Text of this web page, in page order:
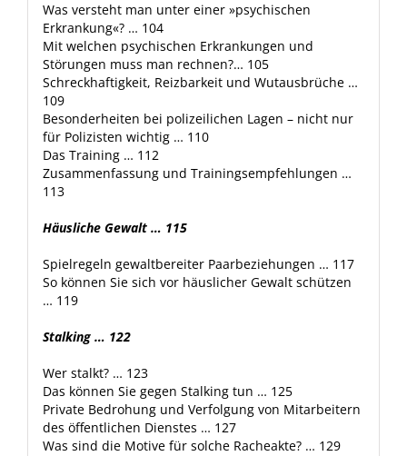
Was versteht man unter einer »psychischen
Erkrankung«? … 104
Mit welchen psychischen Erkrankungen und
Störungen muss man rechnen?… 105
Schreckhaftigkeit, Reizbarkeit und Wutausbrüche …
109
Besonderheiten bei polizeilichen Lagen – nicht nur
für Polizisten wichtig … 110
Das Training … 112
Zusammenfassung und Trainingsempfehlungen …
113
Häusliche Gewalt … 115
Spielregeln gewaltbereiter Paarbeziehungen … 117
So können Sie sich vor häuslicher Gewalt schützen
… 119
Stalking … 122
Wer stalkt? … 123
Das können Sie gegen Stalking tun … 125
Private Bedrohung und Verfolgung von Mitarbeitern
des öffentlichen Dienstes … 127
Was sind die Motive für solche Racheakte? … 129